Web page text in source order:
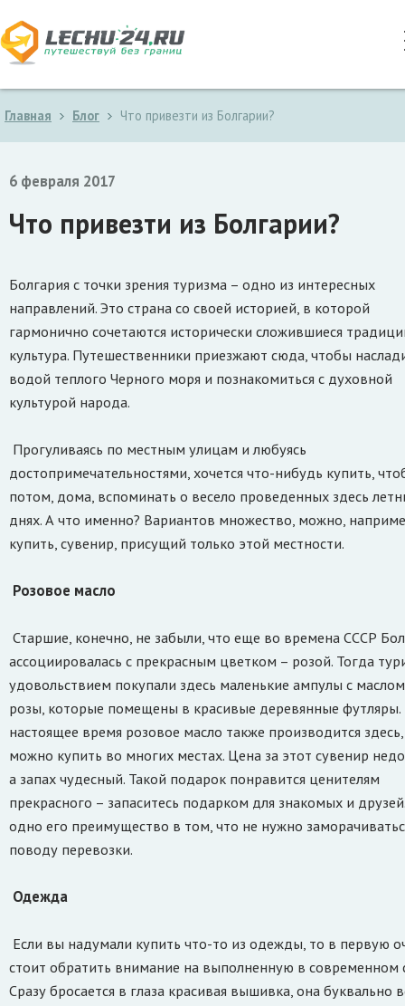
Главная Блог Что привезти из Болгарии?
6 февраля 2017
Что привезти из Болгарии?
Болгария с точки зрения туризма – одно из интересных
направлений. Это страна со своей историей, в которой
гармонично сочетаются исторически сложившиеся
культура. Путешественники приезжают сюда, чтобы
водой теплого Черного моря и познакомиться с духовной
культурой народа.
Прогуливаясь по местным улицам и любуясь
достопримечательностями, хочется что-нибудь купить,
потом, дома, вспоминать о весело проведенных здесь
днях. А что именно? Вариантов множество, можно,
купить, сувенир, присущий только этой местности.
Розовое масло
Старшие, конечно, не забыли, что еще во времена СССР
ассоциировалась с прекрасным цветком – розой. Тогда
удовольствием покупали здесь маленькие ампулы с
розы, которые помещены в красивые деревянные футляры.
настоящее время розовое масло также производится
можно купить во многих местах. Цена за этот сувенир
а запах чудесный. Такой подарок понравится ценителям
прекрасного – запаситесь подарком для знакомых и
одно его преимущество в том, что не нужно
поводу перевозки.
Одежда
Если вы надумали купить что-то из одежды, то в первую
стоит обратить внимание на выполненную в современном
Сразу бросается в глаза красивая вышивка, она буквально